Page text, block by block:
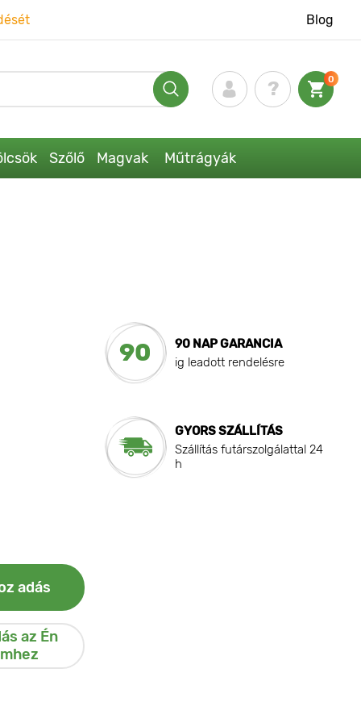
Blog
0
Szőlő Magvak Műtrágyák
adás
az Én
90
90 NAP GARANCIA
ig leadott rendelésre
GYORS SZÁLLÍTÁS
Szállítás futárszolgálattal 24
h